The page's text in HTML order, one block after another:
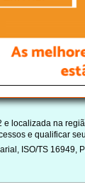
localizada na
e qualificar
ISO/TS 16949,